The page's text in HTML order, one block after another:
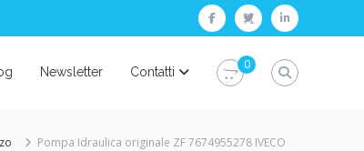
facebooktwitterlinkedin
Newsletter Contatti
0
Pompa Idraulica originale ZF 7674955278 IVECO